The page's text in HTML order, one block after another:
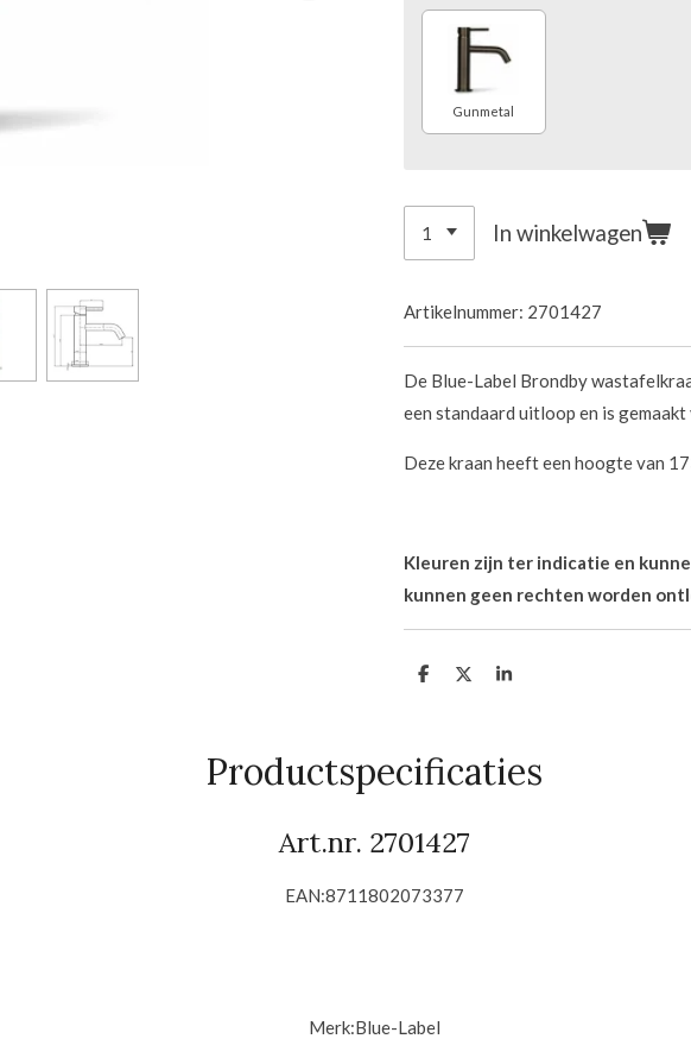
Gunmetal
In winkelwagen
Artikelnummer: 2701427
De Blue-Label Brondby
een standaard uitloop en is gemaakt
Deze kraan heeft een hoogte van
Kleuren zijn ter indicatie en
kunnen geen rechten worden
D
D
S
Productspecificaties
Art.nr. 2701427
EAN:8711802073377
Merk:Blue-Label